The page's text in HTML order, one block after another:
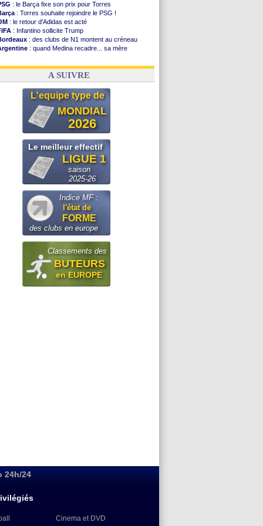
: le Barça fixe son prix pour Torres
: Torres souhaite rejoindre le PSG !
: le retour d'Adidas est acté
: Infantino sollicite Trump
: des clubs de N1 montent au créneau
: quand Medina recadre... sa mère
: Paixão attire un 2e club anglais
A SUIVRE
L'equipe type de
MONDIAL
2026
Le meilleur effectif
LIGUE 1
saison
2025-26
Indice MF :
l'état de
FORME
des clubs en europe
Classements des
BUTEURS
en EUROPE
24h/24
Cinema et DVD